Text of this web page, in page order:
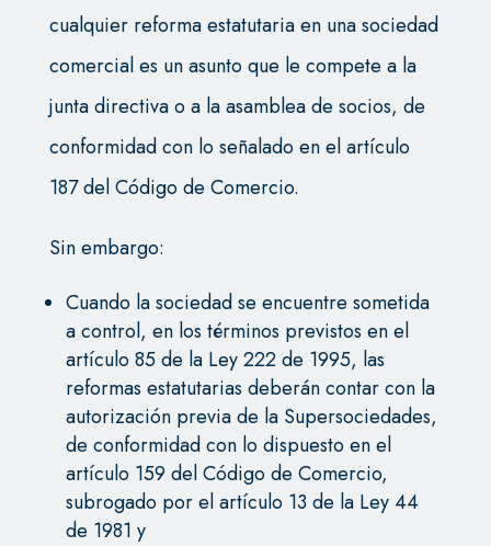
cualquier reforma estatutaria en una sociedad
comercial es un asunto que le compete a la
junta directiva o a la asamblea de socios, de
conformidad con lo señalado en el artículo
187 del Código de Comercio.
Sin embargo:
Cuando la sociedad se encuentre sometida
a control, en los términos previstos en el
artículo 85 de la Ley 222 de 1995, las
reformas estatutarias deberán contar con la
autorización previa de la Supersociedades,
de conformidad con lo dispuesto en el
artículo 159 del Código de Comercio,
subrogado por el artículo 13 de la Ley 44
de 1981 y